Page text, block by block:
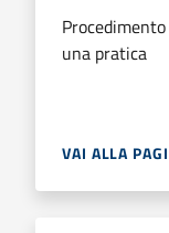
una pratica
VAI ALLA